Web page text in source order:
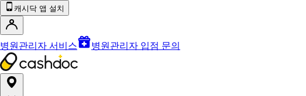
캐시닥 앱 설치
병원관리자 서비스 병원관리자 입점 문의